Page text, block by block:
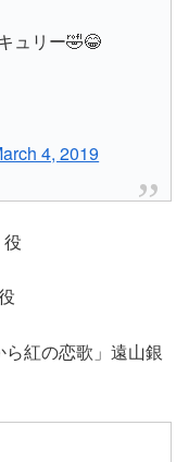
ュリー🤣😂
4, 2019
紅の恋歌」遠山銀